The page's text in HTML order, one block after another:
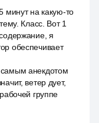
минут на какую-то
Класс. Вот 1
я
обеспечивает
самым анекдотом
ветер дует,
группе